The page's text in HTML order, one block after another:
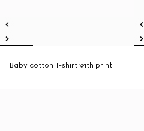
Baby cotton T-shirt with print